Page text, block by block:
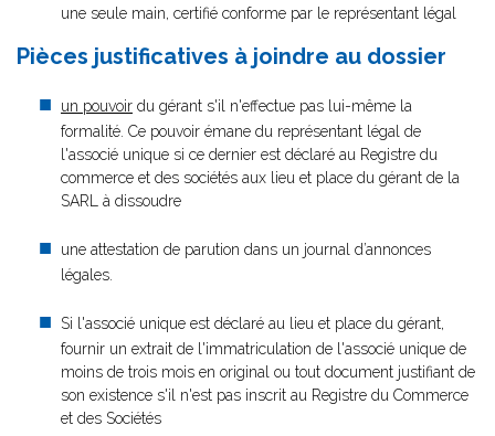
une seule main, certifié conforme par le représentant légal
Pièces justificatives à joindre au dossier
un pouvoir du gérant s'il n'effectue pas lui-même la
formalité. Ce pouvoir émane du représentant légal de
l'associé unique si ce dernier est déclaré au Registre du
commerce et des sociétés aux lieu et place du gérant de la
SARL à dissoudre
une attestation de parution dans un journal d’annonces
légales.
Si l'associé unique est déclaré au lieu et place du gérant,
fournir un extrait de l'immatriculation de l'associé unique de
moins de trois mois en original ou tout document justifiant de
son existence s'il n'est pas inscrit au Registre du Commerce
et des Sociétés